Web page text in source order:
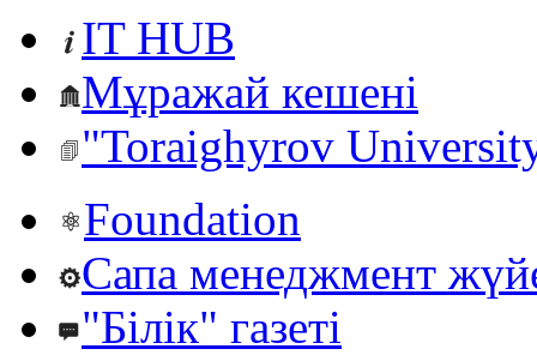
IT HUB
Мұражай кешені
"Toraighyrov
Foundation
Сапа менеджмент
"Білік" газеті